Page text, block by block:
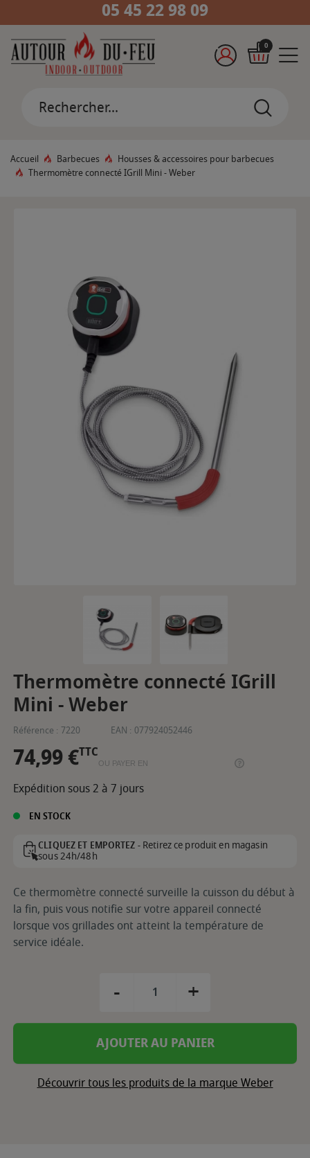
05 45 22 98 09
0
Accueil Barbecues
Housses & accessoires pour barbecues
Thermomètre connecté IGrill Mini - Weber
Thermomètre connecté IGrill
Mini - Weber
Référence : 7220 EAN : 077924052446
74,99 €TTC
OU PAYER EN
Expédition sous 2 à 7 jours
EN STOCK
CLIQUEZ ET EMPORTEZ -Retirez ce produit en magasin
sous 24h/48h
Ce thermomètre connecté surveille la cuisson du début à
la fin, puis vous notifie sur votre appareil connecté
lorsque vos grillades ont atteint la température de
service idéale.
- +
AJOUTER AU PANIER
Découvrir tous les produits de la marque Weber